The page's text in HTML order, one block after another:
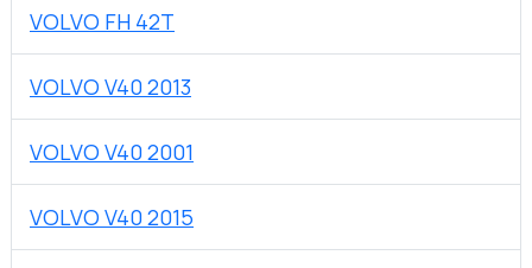
VOLVO FH 42T
VOLVO V40 2013
VOLVO V40 2001
VOLVO V40 2015